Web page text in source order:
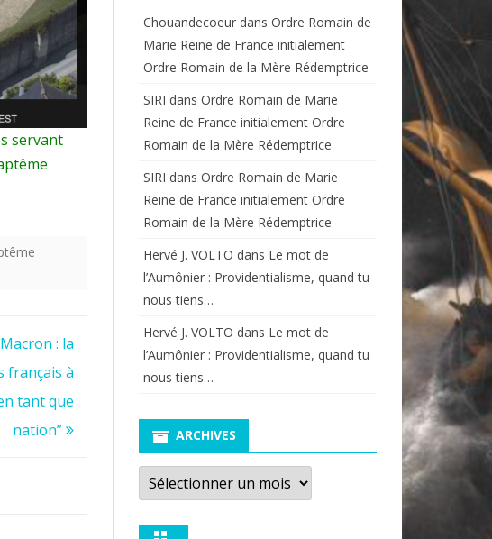
servant
: la
français à
tant que
nation”
Chouandecoeurdans Ordre Romain de
Marie Reine de France initialement
Ordre Romain de la Mère Rédemptrice
SIRI dans Ordre Romain de Marie
Reine de France initialement Ordre
Romain de la Mère Rédemptrice
SIRI dans Ordre Romain de Marie
Reine de France initialement Ordre
Romain de la Mère Rédemptrice
Hervé J. VOLTO dans Le mot de
l’Aumônier : Providentialisme, quand tu
nous tiens…
Hervé J. VOLTO dans Le mot de
l’Aumônier : Providentialisme, quand tu
nous tiens…
ARCHIVES
Archives